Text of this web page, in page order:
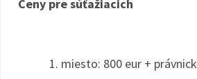
Ceny pre súťažiacich
1. miesto: 800 eur +